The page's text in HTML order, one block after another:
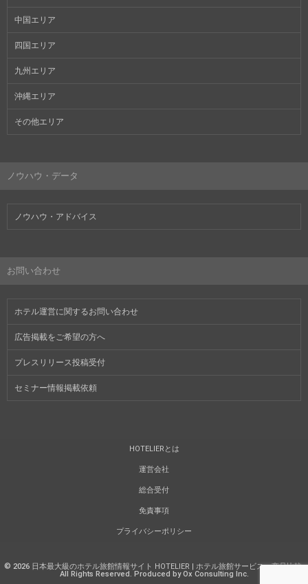
中国エリア
四国エリア
九州エリア
沖縄エリア
その他エリア
ノウハウ・データ
ノウハウ・アドバイス
お問い合わせ
ホテル運営に関するお問い合わせ
広告掲載をご希望の方へ
プレスリリース投稿受付
セミナー情報掲載依頼
HOTELIERとは
運営会社
総合受付
免責事項
プライバシーポリシー
© 2026 日本最大級のホテル旅館情報サイト HOTELIER | ホテル旅館サービス・商品比較.
All Rights Reserved. Produced by Ox Consulting Inc.